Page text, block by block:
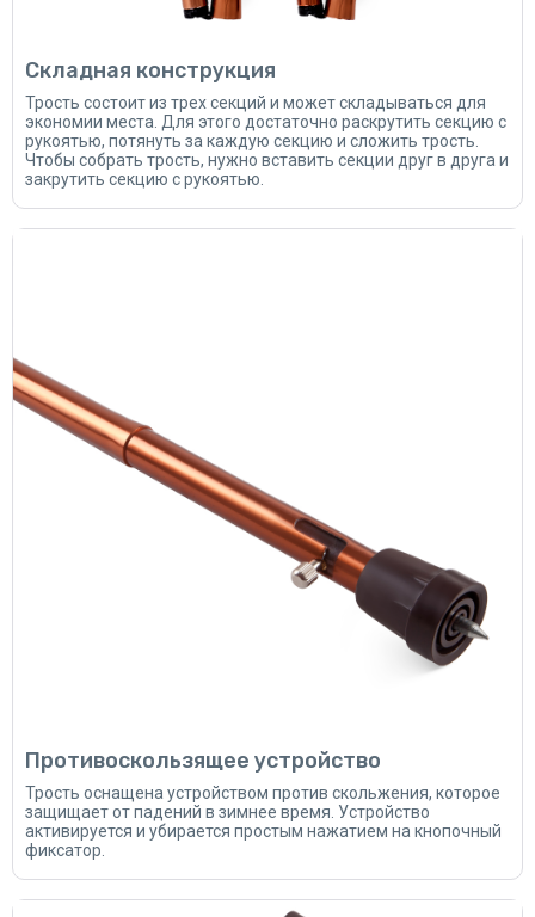
Складная конструкция
Трость состоит из трех секций и может складываться для
экономии места. Для этого достаточно раскрутить секцию с
рукоятью, потянуть за каждую секцию и сложить трость.
Чтобы собрать трость, нужно вставить секции друг в друга и
закрутить секцию с рукоятью.
Противоскользящее устройство
Трость оснащена устройством против скольжения, которое
защищает от падений в зимнее время. Устройство
активируется и убирается простым нажатием на кнопочный
фиксатор.